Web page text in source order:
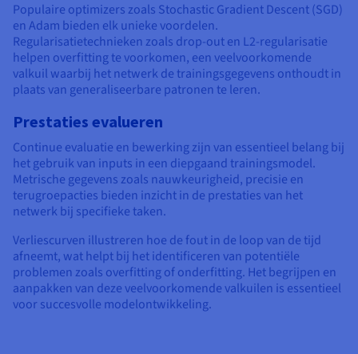
Populaire optimizers zoals Stochastic Gradient Descent (SGD)
en Adam bieden elk unieke voordelen.
Regularisatietechnieken zoals drop-out en L2-regularisatie
helpen overfitting te voorkomen, een veelvoorkomende
valkuil waarbij het netwerk de trainingsgegevens onthoudt in
plaats van generaliseerbare patronen te leren.
Prestaties evalueren
Continue evaluatie en bewerking zijn van essentieel belang bij
het gebruik van inputs in een diepgaand trainingsmodel.
Metrische gegevens zoals nauwkeurigheid, precisie en
terugroepacties bieden inzicht in de prestaties van het
netwerk bij specifieke taken.
Verliescurven illustreren hoe de fout in de loop van de tijd
afneemt, wat helpt bij het identificeren van potentiële
problemen zoals overfitting of onderfitting. Het begrijpen en
aanpakken van deze veelvoorkomende valkuilen is essentieel
voor succesvolle modelontwikkeling.